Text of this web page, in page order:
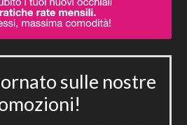
sulle nostre